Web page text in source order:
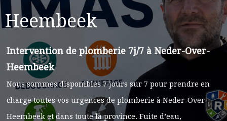
Heembeek
Intervention de plomberie 7j/7 à Neder-Over-
Heembeek
Nous sommes disponibles 7 jours sur 7 pour prendre en
charge toutes vos urgences de plomberie à Neder-Over-
Heembeek et dans toute la province. Fuite d’eau,